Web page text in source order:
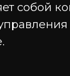
собой